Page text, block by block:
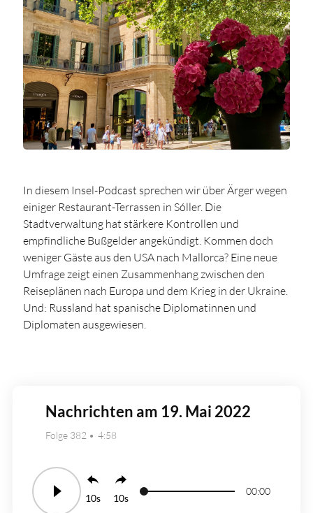
In diesem Insel-Podcast sprechen wir über Ärger wegen
einiger Restaurant-Terrassen in Sóller. Die
Stadtverwaltung hat stärkere Kontrollen und
empfindliche Bußgelder angekündigt. Kommen doch
weniger Gäste aus den USA nach Mallorca? Eine neue
Umfrage zeigt einen Zusammenhang zwischen den
Reiseplänen nach Europa und dem Krieg in der Ukraine.
Und: Russland hat spanische Diplomatinnen und
Diplomaten ausgewiesen.
Nachrichten am 19. Mai 2022
Folge 382 4:58
10 10
00:00